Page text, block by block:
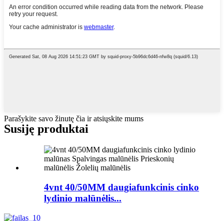
Parašykite savo žinutę čia ir atsiųskite mums
Susiję produktai
4vnt 40/50MM daugiafunkcinis cinko
lydinio malūnėlis...